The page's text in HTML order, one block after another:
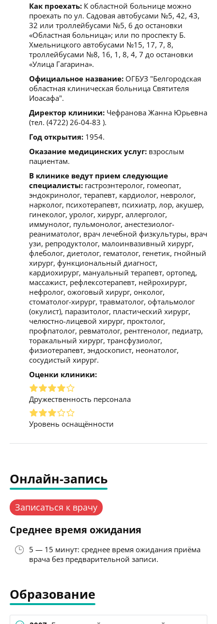
Как проехать: К областной больнице можно
проехать по ул. Садовая автобусами №5, 42, 43,
32 или троллейбусами №5, 6 до остановки
«Областная больница»; или по проспекту Б.
Хмельницкого автобусами №15, 17, 7, 8,
троллейбусами №8, 16, 1, 8, 4, 7 до остановки
«Улица Гагарина».
Официальное название: ОГБУЗ "Белгородская
областная клиническая больница Святителя
Иоасафа".
Директор клиники: Чефранова Жанна Юрьевна
(тел. (4722) 26-04-83 ).
Год открытия: 1954.
Оказание медицинских услуг: взрослым
пациентам.
В клинике ведут прием следующие
специалисты: гастроэнтеролог, гомеопат,
эндокринолог, терапевт, кардиолог, невролог,
нарколог, психотерапевт, психиатр, лор, акушер,
гинеколог, уролог, хирург, аллерголог,
иммунолог, пульмонолог, анестезиолог-
реаниматолог, врач лечебной физкультуры, врач
узи, репродуктолог, малоинвазивный хирург,
флеболог, диетолог, гематолог, генетик, гнойный
хирург, функциональный диагност,
кардиохирург, мануальный терапевт, ортопед,
массажист, рефлексотерапевт, нейрохирург,
нефролог, ожоговый хирург, онколог,
стоматолог-хирург, травматолог, офтальмолог
(окулист), паразитолог, пластический хирург,
челюстно-лицевой хирург, проктолог,
профпатолог, ревматолог, рентгенолог, педиатр,
торакальный хирург, трансфузиолог,
физиотерапевт, эндоскопист, неонатолог,
сосудистый хирург.
Оценки клиники:
Дружественность персонала
Уровень оснащённости
Онлайн-запись
Записаться к врачу
Среднее время ожидания
5 — 15 минут: среднее время ожидания приёма
врача без предварительной записи.
Образование